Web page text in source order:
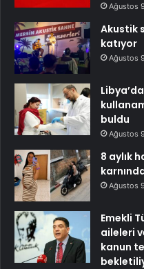
Ağustos
Akustik
katıyor
Ağustos
buldu
Ağustos
8 aylık
Ağustos
Emekli
aileleri
kanun